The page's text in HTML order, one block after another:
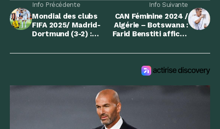
Info Précédente
Mondial des clubs
FIFA 2025/ Madrid-
Dortmund (3-2) :
spectaculaire pour
Info Suivante
CAN Féminine 2024 /
Algérie – Botswana :
Farid Benstiti affiche
confiance